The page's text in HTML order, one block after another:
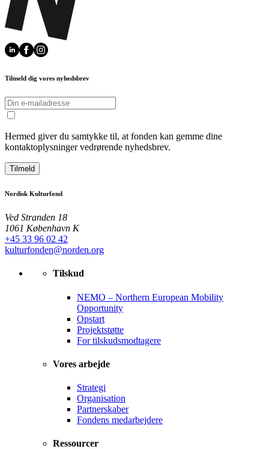
Tilmeld dig vores nyhedsbrev
Hermed giver du samtykke til, at fonden kan gemme dine
kontaktoplysninger vedrørende nyhedsbrev.
Tilmeld
Nordisk Kulturfond
Ved Stranden 18
1061 København K
+45 33 96 02 42
kulturfonden@norden.org
Tilskud
NEMO – Northern European Mobility
Opportunity
Opstart
Projektstøtte
For tilskudsmodtagere
Vores arbejde
Strategi
Organisation
Partnerskaber
Fondens medarbejdere
Ressourcer